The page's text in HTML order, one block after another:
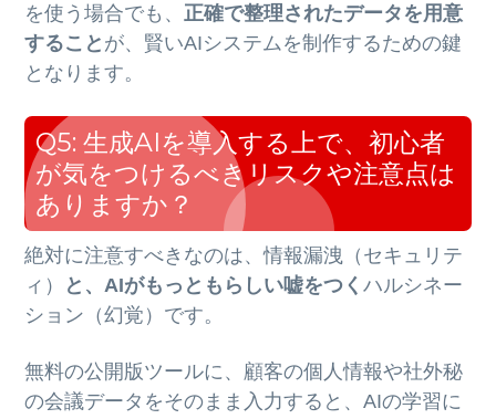
を使う場合でも、 正確で整理されたデータを用意
すること が、賢いAIシステムを制作するための鍵
となります。
Q5: 生成AIを導入する上で、初心者
が気をつけるべきリスクや注意点は
ありますか？
絶対に注意すべきなのは、情報漏洩（セキュリテ
ィ）
と、AIがもっともらしい嘘をつくハルシネー
ション（幻覚）です。
無料の公開版ツールに、顧客の個人情報や社外秘
の会議データをそのまま入力すると、AIの学習に